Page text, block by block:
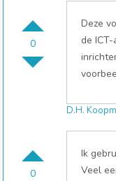
0
Deze
de
0
D.H.
Ik
Veel